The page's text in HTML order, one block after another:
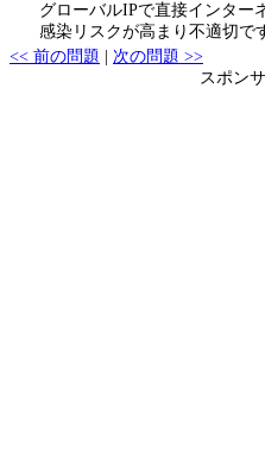
グローバルIPで直接インター
感染リスクが高まり不適切で
<< 前の問題
次の問題 >>
スポン